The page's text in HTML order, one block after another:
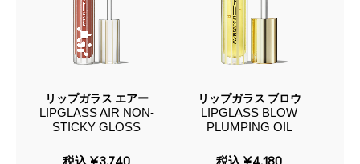
リップガラス エアー
LIPGLASS AIR NON-
STICKY GLOSS
リップガラス ブロウ
LIPGLASS BLOW
PLUMPING OIL